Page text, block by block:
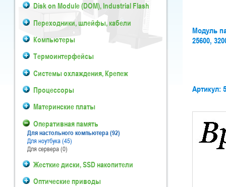
Disk on Module (DOM), Industrial Flash
Переходники, шлейфы, кабели
Компьютеры
Термоинтерфейсы
Системы охлаждения, Крепеж
Процессоры
Материнские платы
Оперативная память
Для настольного компьютера (92)
Для ноутбука (45)
Для сервера (0)
Жесткие диски, SSD накопители
Оптические приводы
Модуль
25600,
Артикул: